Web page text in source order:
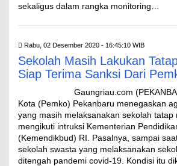
sekaligus dalam rangka monitoring…
Rabu, 02 Desember 2020 - 16:45:10 WIB
Sekolah Masih Lakukan
Siap Terima Sanksi Dari
Gaungriau.com
Kota (Pemko) Pekanbaru menegaskan
yang masih melaksanakan sekolah tatap
mengikuti intruksi Kementerian
(Kemendikbud) RI. Pasalnya, sampai
sekolah swasta yang melaksanakan
ditengah pandemi covid-19. Kondisi itu